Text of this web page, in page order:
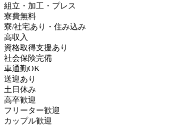
組立・加工・プレス
寮費無料
寮/社宅あり・住み込み
高収入
資格取得支援あり
社会保険完備
車通勤OK
送迎あり
土日休み
高卒歓迎
フリーター歓迎
カップル歓迎